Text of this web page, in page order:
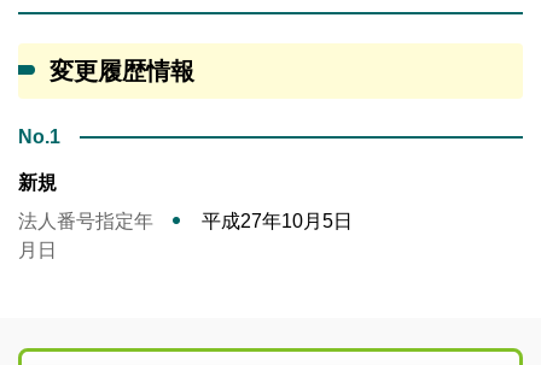
変更履歴情報
No.1
新規
法人番号指定年
月日
平成27年10月5日